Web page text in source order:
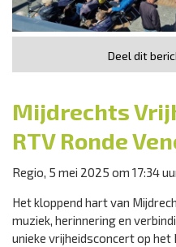
Deel dit
Mijdrechts
RTV Ronde
Regio, 5 mei 2025 om 17:34
Het kloppend hart van
muziek, herinnering en
unieke vrijheidsconcert op het